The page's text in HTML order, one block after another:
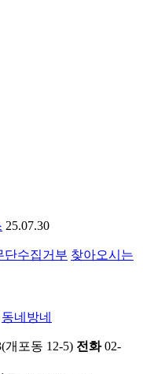
25.07.30
단수집거부 찾아오시는
동네방네
개포동 12-5) 전화02-